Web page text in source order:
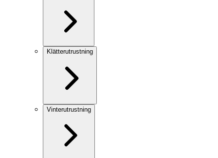
Klätterutrustning
Vinterutrustning